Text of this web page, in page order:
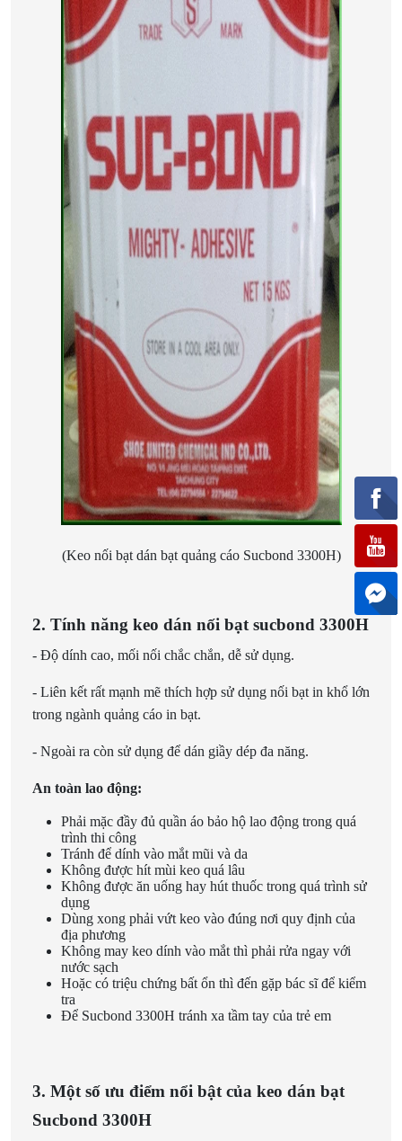
(Keo nối bạt dán bạt quảng cáo Sucbond 3300H)
2. Tính năng keo dán nối bạt sucbond 3300H
- Độ dính cao, mối nối chắc chắn, dễ sử dụng.
- Liên kết rất mạnh mẽ thích hợp sử dụng nối bạt in khổ lớn
trong ngành quảng cáo in bạt.
- Ngoài ra còn sử dụng để dán giầy dép đa năng.
An toàn lao động:
Phải mặc đầy đủ quần áo bảo hộ lao động trong quá
trình thi công
Tránh để dính vào mắt mũi và da
Không được hít mùi keo quá lâu
Không được ăn uống hay hút thuốc trong quá trình sử
dụng
Dùng xong phải vứt keo vào đúng nơi quy định của
địa phương
Không may keo dính vào mắt thì phải rửa ngay với
nước sạch
Hoặc có triệu chứng bất ổn thì đến gặp bác sĩ để kiểm
tra
Để Sucbond 3300H tránh xa tầm tay của trẻ em
3. Một số ưu điểm nổi bật của keo dán bạt
Sucbond 3300H